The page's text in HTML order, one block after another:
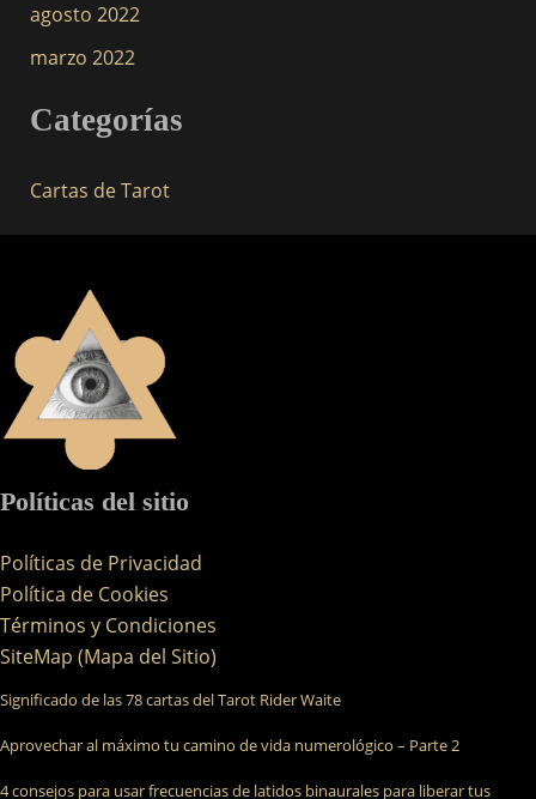
agosto 2022
marzo 2022
Categorías
Cartas de Tarot
Políticas del sitio
Políticas de Privacidad
Política de Cookies
Términos y Condiciones
SiteMap (Mapa del Sitio)
Significado de las 78 cartas del Tarot Rider Waite
Aprovechar al máximo tu camino de vida numerológico – Parte 2
4 consejos para usar frecuencias de latidos binaurales para liberar tus